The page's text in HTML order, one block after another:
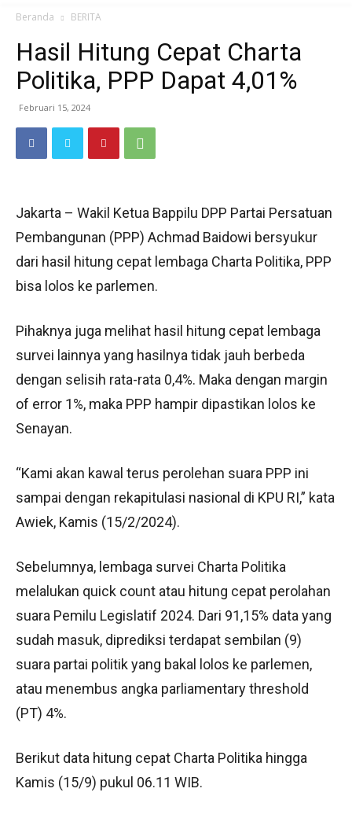
Beranda BERITA
Hasil Hitung Cepat Charta
Politika, PPP Dapat 4,01%
Februari 15, 2024
Jakarta – Wakil Ketua Bappilu DPP Partai Persatuan
Pembangunan (PPP) Achmad Baidowi bersyukur
dari hasil hitung cepat lembaga Charta Politika, PPP
bisa lolos ke parlemen.
Pihaknya juga melihat hasil hitung cepat lembaga
survei lainnya yang hasilnya tidak jauh berbeda
dengan selisih rata-rata 0,4%. Maka dengan margin
of error 1%, maka PPP hampir dipastikan lolos ke
Senayan.
“Kami akan kawal terus perolehan suara PPP ini
sampai dengan rekapitulasi nasional di KPU RI,” kata
Awiek, Kamis (15/2/2024).
Sebelumnya, lembaga survei Charta Politika
melalukan quick count atau hitung cepat perolahan
suara Pemilu Legislatif 2024. Dari 91,15% data yang
sudah masuk, diprediksi terdapat sembilan (9)
suara partai politik yang bakal lolos ke parlemen,
atau menembus angka parliamentary threshold
(PT) 4%.
Berikut data hitung cepat Charta Politika hingga
Kamis (15/9) pukul 06.11 WIB.